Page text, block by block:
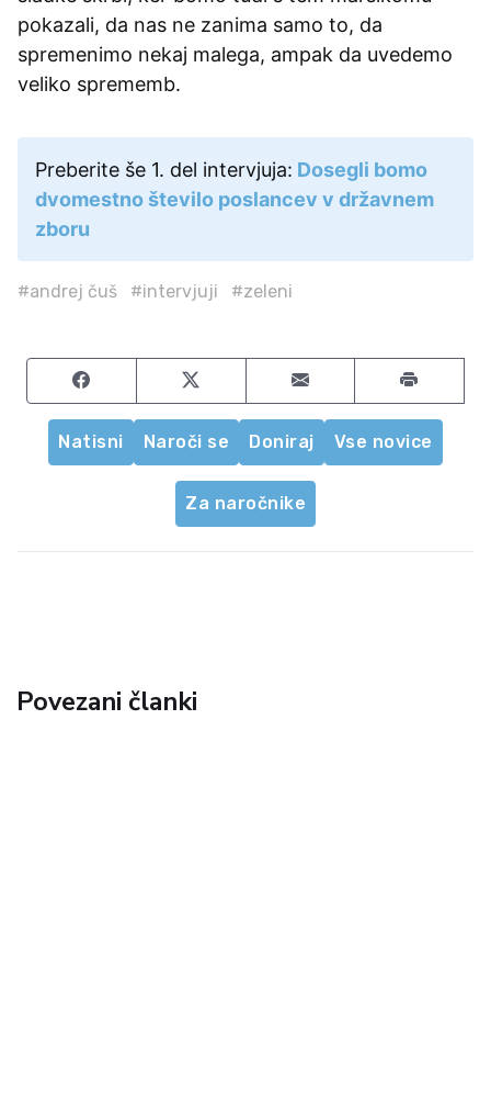
pokazali, da nas ne zanima samo to, da
spremenimo nekaj malega, ampak da uvedemo
veliko sprememb.
Preberite še 1. del intervjuja: Dosegli bomo
dvomestno število poslancev v državnem
zboru
#andrej čuš #intervjuji #zeleni
Share on FacebookShare on TwitterShare by email
Natisni Naroči se Doniraj Vse novice
Za naročnike
Povezani članki